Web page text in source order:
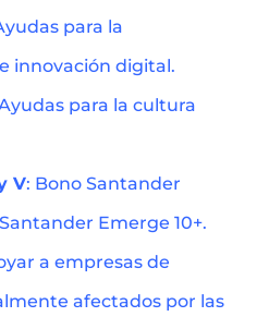
para la
innovación digital.
para la cultura
V: Bono Santander
Emerge 10+.
a empresas de
afectados por las